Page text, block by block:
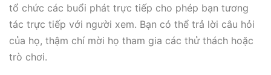
tổ chức các buổi phát trực tiếp cho phép bạn tương
tác trực tiếp với người xem. Bạn có thể trả lời câu hỏi
của họ, thậm chí mời họ tham gia các thử thách hoặc
trò chơi.